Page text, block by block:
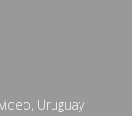
Uruguay